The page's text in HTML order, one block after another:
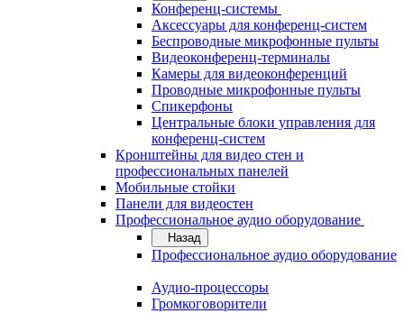
Конференц-системы
Аксессуары для конференц-систем
Беспроводные микрофонные пульты
Видеоконференц-терминалы
Камеры для видеоконференций
Проводные микрофонные пульты
Спикерфоны
Центральные блоки управления для
конференц-систем
Кронштейны для видео стен и
профессиональных панелей
Мобильные стойки
Панели для видеостен
Профессиональное аудио оборудование
Назад
Профессиональное аудио оборудование
Аудио-процессоры
Громкоговорители